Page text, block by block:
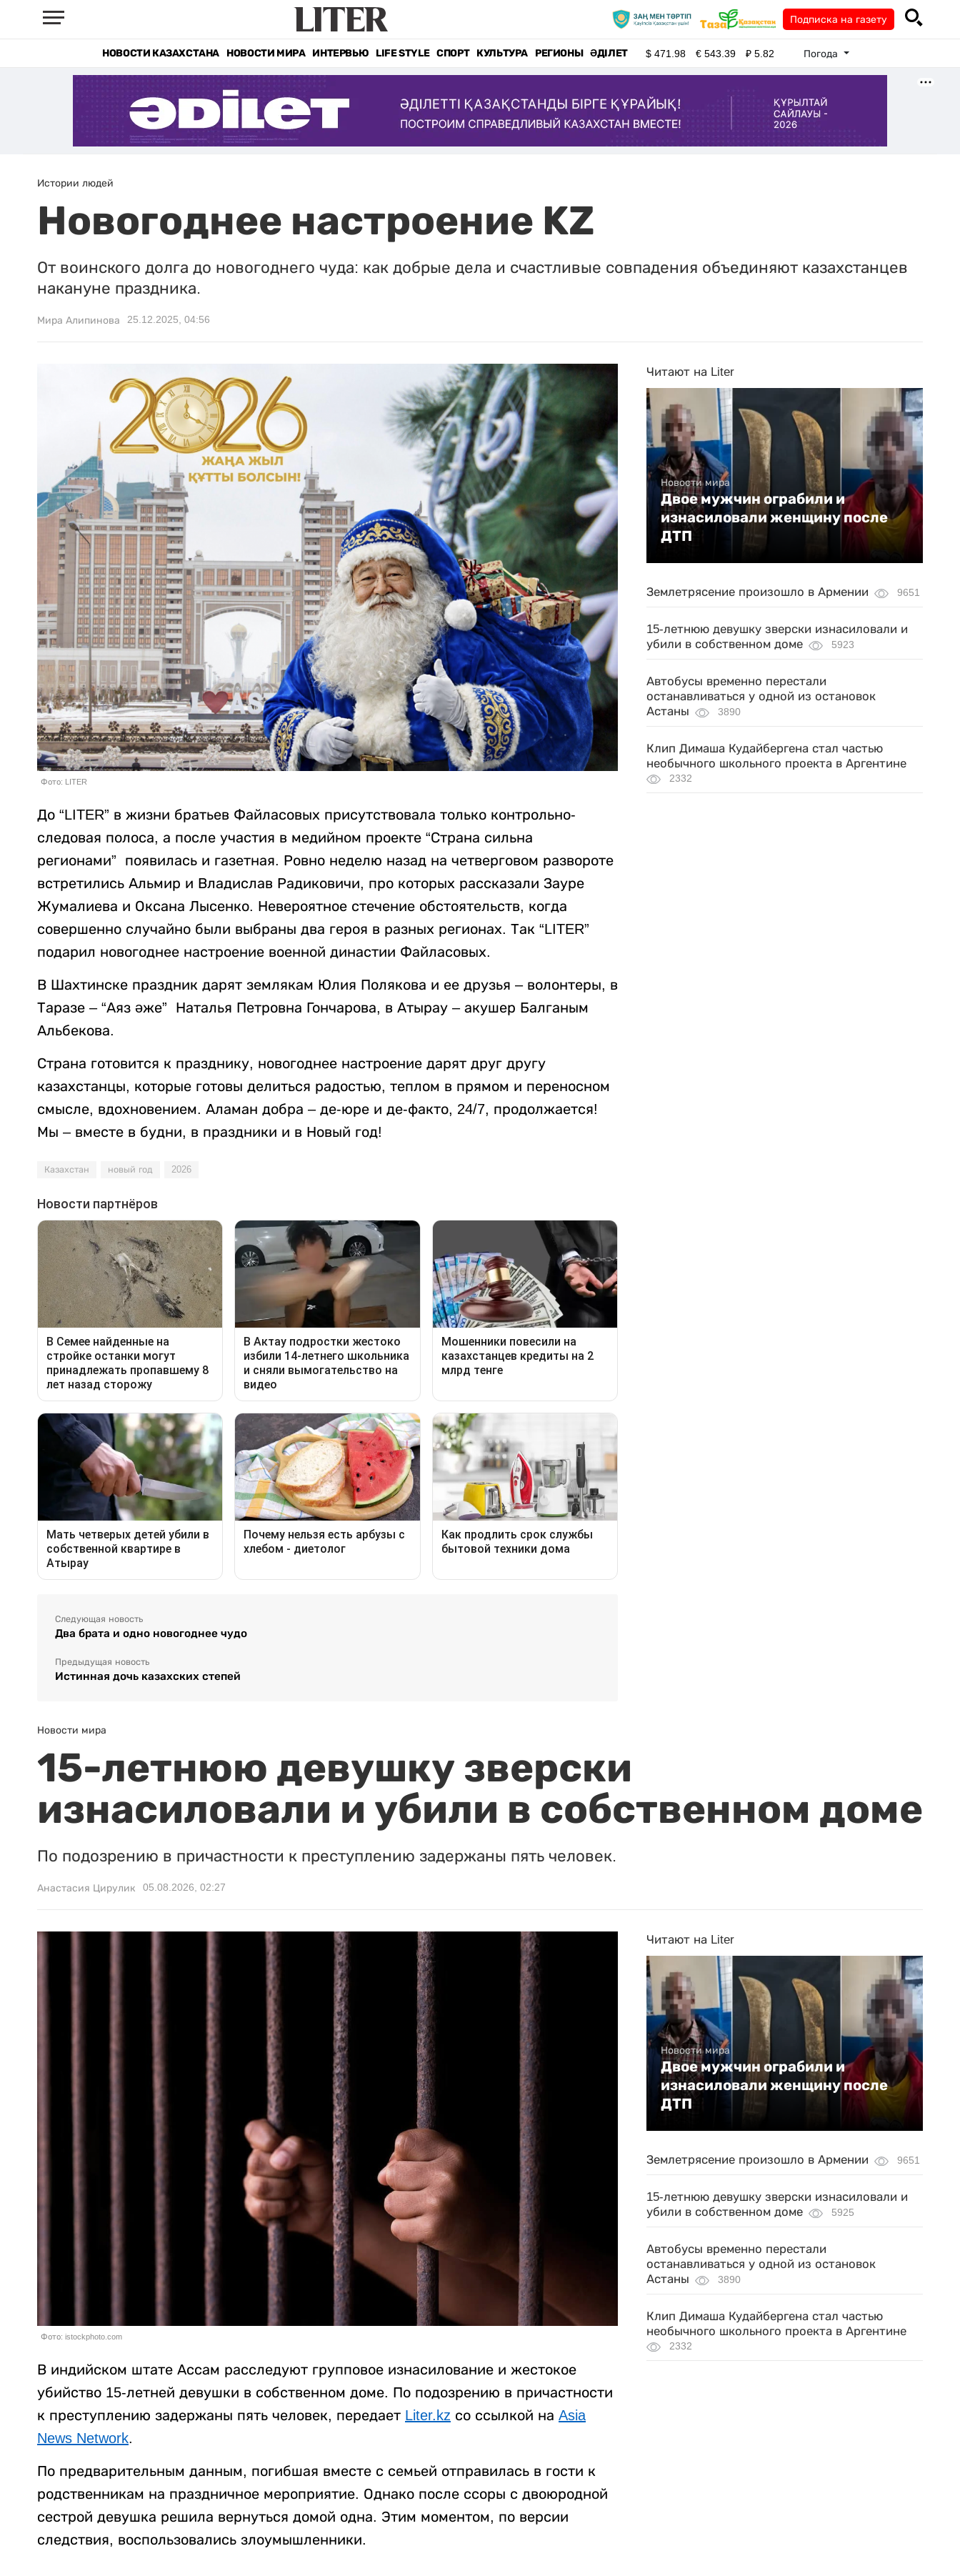
Подписка на газету
НОВОСТИ КАЗАХСТАНА НОВОСТИ МИРА ИНТЕРВЬЮ LIFE STYLE СПОРТ КУЛЬТУРА РЕГИОНЫ ӘДІЛЕТ $471.98 €543.39 ₽5.82 Погода
Истории людей
Новогоднее настроение KZ
От воинского долга до новогоднего чуда: как добрые дела и счастливые совпадения объединяют казахстанцев
накануне праздника.
Мира Алипинова 25.12.2025, 04:56
Фото: LITER
До “LITER” в жизни братьев Файласовых присутствовала только контрольно-
следовая полоса, а после участия в медийном проекте “Страна сильна
регионами” появилась и газетная. Ровно неделю назад на четверговом развороте
встретились Альмир и Владислав Радиковичи, про которых рассказали Зауре
Жумалиева и Оксана Лысенко. Невероятное стечение обстоятельств, когда
совершенно случайно были выбраны два героя в разных регионах. Так “LITER”
подарил новогоднее настроение военной династии Файласовых.
В Шахтинске праздник дарят землякам Юлия Полякова и ее друзья – волонтеры, в
Таразе – “Аяз әже” Наталья Петровна Гончарова, в Атырау – акушер Балганым
Альбекова.
Страна готовится к празднику, новогоднее настроение дарят друг другу
казахстанцы, которые готовы делиться радостью, теплом в прямом и переносном
смысле, вдохновением. Аламан добра – де-юре и де-факто, 24/7, продолжается!
Мы – вместе в будни, в праздники и в Новый год!
Казахстан новый год 2026
Следующая новость
Два брата и одно новогоднее чудо
Предыдущая новость
Истинная дочь казахских степей
Читают на Liter
Новости мира
Двое мужчин ограбили и
изнасиловали женщину после
ДТП
Землетрясение произошло в Армении 9651
15-летнюю девушку зверски изнасиловали и
убили в собственном доме
5923
Автобусы временно перестали
останавливаться у одной из остановок
Астаны
3890
Клип Димаша Кудайбергена стал частью
необычного школьного проекта в Аргентине
2332
Новости мира
15-летнюю девушку зверски
изнасиловали и убили в собственном доме
По подозрению в причастности к преступлению задержаны пять человек.
Анастасия Цирулик 05.08.2026, 02:27
Фото: istockphoto.com
В индийском штате Ассам расследуют групповое изнасилование и жестокое
убийство 15-летней девушки в собственном доме. По подозрению в причастности
к преступлению задержаны пять человек, передает Liter.kz со ссылкой на Asia
News Network.
По предварительным данным, погибшая вместе с семьей отправилась в гости к
родственникам на праздничное мероприятие. Однако после ссоры с двоюродной
сестрой девушка решила вернуться домой одна. Этим моментом, по версии
следствия, воспользовались злоумышленники.
Читают на Liter
Новости мира
Двое мужчин ограбили и
изнасиловали женщину после
ДТП
Землетрясение произошло в Армении 9651
15-летнюю девушку зверски изнасиловали и
убили в собственном доме
5925
Автобусы временно перестали
останавливаться у одной из остановок
Астаны
3890
Клип Димаша Кудайбергена стал частью
необычного школьного проекта в Аргентине
2332